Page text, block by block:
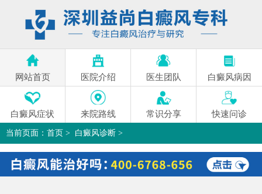
网站首页 医院介绍 医生团队 白癜风病因
白癜风症状 来院路线 常识分享 快速问诊
当前页面： 首页 > 白癜风诊断 >
深圳看白癜风什么医院好：白癜风怎样治疗>